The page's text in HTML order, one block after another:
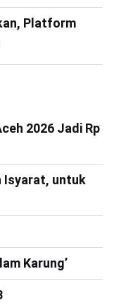
Platform
2026 Jadi Rp
Isyarat, untuk
Karung’